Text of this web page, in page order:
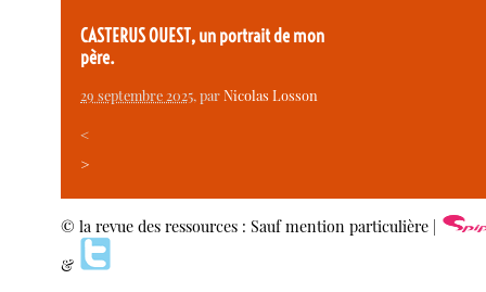
CASTERUS OUEST, un portrait de mon
père.
29 septembre 2025, parNicolas Losson
<
>
© la revue des ressources : Sauf mention particulière |
&